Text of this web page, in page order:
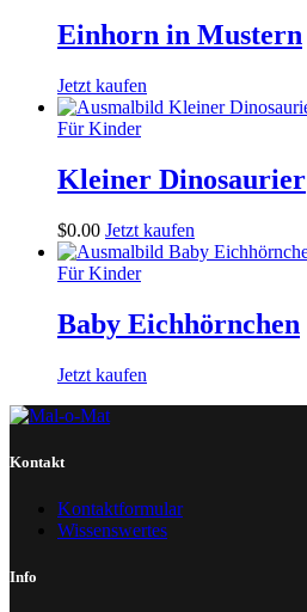
Einhorn in Mustern
Jetzt kaufen
Für Kinder
Kleiner Dinosaurier
$0.00 Jetzt kaufen
Für Kinder
Baby Eichhörnchen
Jetzt kaufen
Kontakt
Kontaktformular
Wissenswertes
Info